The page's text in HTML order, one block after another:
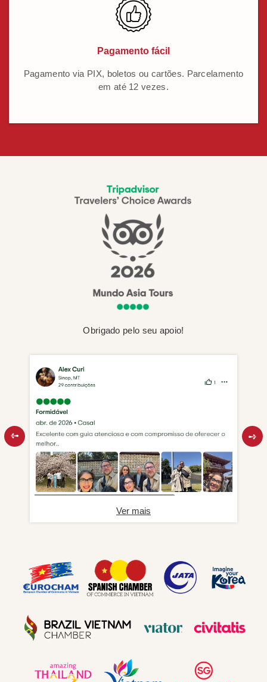
Pagamento fácil
Pagamento via PIX, boletos ou cartões. Parcelamento
em até 12 vezes.
Obrigado pelo seu apoio!
Ver mais